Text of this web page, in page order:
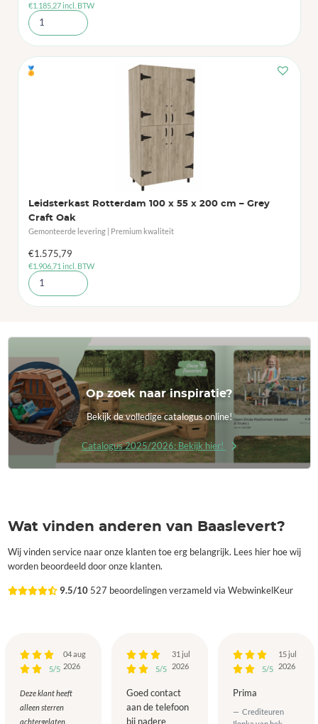
€1.185,27incl. BTW
🏅
Leidsterkast Rotterdam 100 x 55 x 200 cm – Grey
Craft Oak
Gemonteerde levering | Premium kwaliteit
€1.575,79
€1.906,71 incl. BTW
Op zoek naar inspiratie?
Bekijk de volledige catalogus online!
Catalogus 2025/2026: Bekijk hier!
Wat vinden anderen van Baaslevert?
Wij vinden service naar onze klanten toe erg belangrijk. Lees hier hoe wij
worden beoordeeld door onze klanten.
9.5/10 527 beoordelingen verzameld via WebwinkelKeur
5/5
04 aug
2026
Deze klant heeft
alleen sterren
achtergelaten.
5/5
31 jul
2026
Goed contact
aan de telefoon
bij nadere
5/5
15 jul
2026
Prima
Crediteuren